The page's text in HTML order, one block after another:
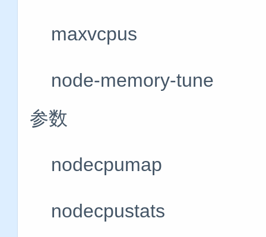
maxvcpus #
node-memory-
参数
nodecpumap
nodecpustats #